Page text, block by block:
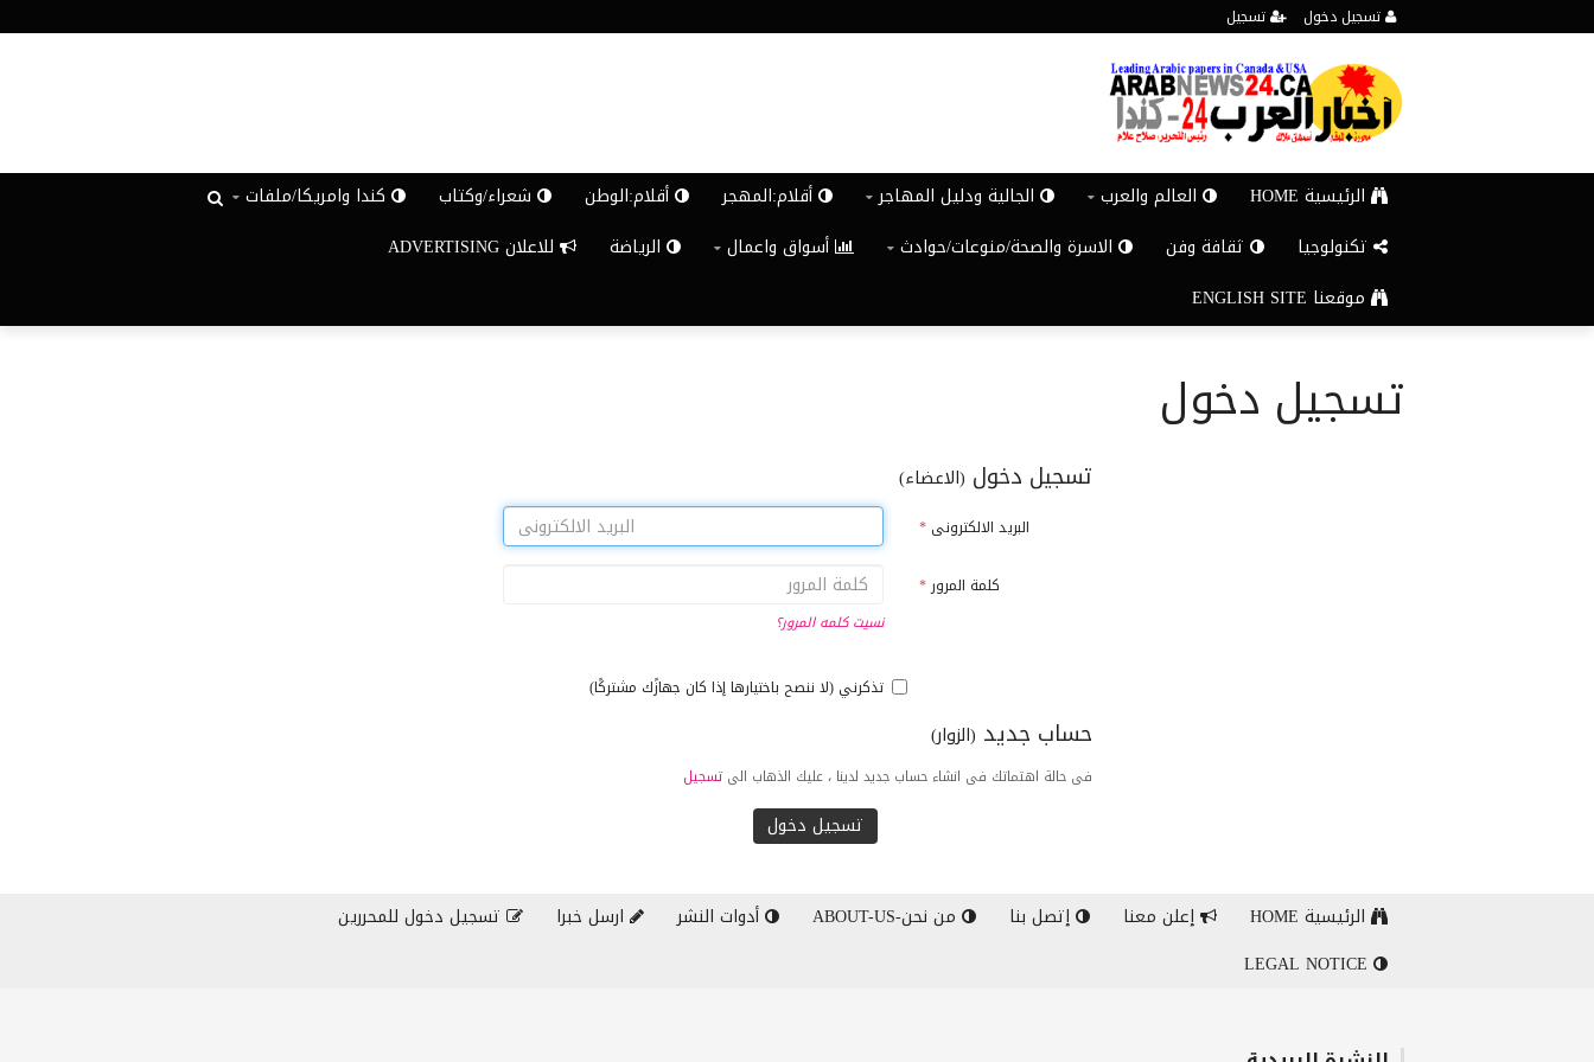
تسجيل دخول تسجيل
الرئيسية HOME العالم والعرب الجالية ودليل المهاجر أقلام:المهجر أقلام:الوطن شعراء/وكتاب
كندا وامريكا/ملفات
تكنولوجيا
ثقافة وفن الاسرة والصحة/منوعات/حوادث أسواق واعمال الرياضة
للاعلان ADVERTISING
موقعنا ENGLISH SITE
تسجيل دخول
تسجيل دخول (الاعضاء)
البريد الالكترونى *
كلمة المرور *
نسيت كلمه المرور؟
تذكرني (لا ننصح باختيارها إذا كان جهازًك مشتركًا)
حساب جديد (الزوار)
فى حالة اهتماتك فى انشاء حساب جديد لدينا ، عليك الذهاب الىتسجيل
الرئيسية HOME إعلن معنا إتصل بنا من نحن-ABOUT-US أدوات النشر ارسل خبرا
تسجيل دخول للمحررين